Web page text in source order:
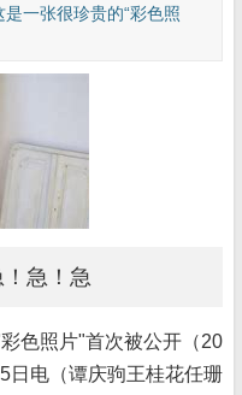
一张很珍贵的“彩色照
急！急
色照片"首次被公开（20
电（谭庆驹王桂花任珊